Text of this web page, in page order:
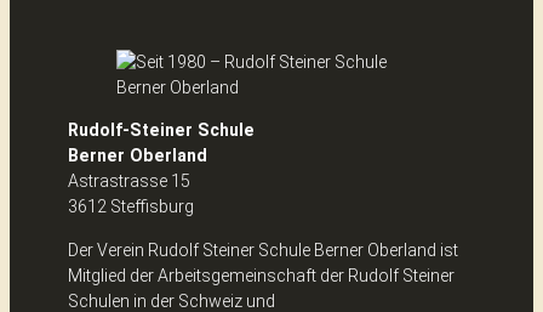
Rudolf-Steiner Schule
Berner Oberland
Astrastrasse 15
3612 Steffisburg
Der Verein Rudolf Steiner Schule Berner Oberland ist
Mitglied der Arbeitsgemeinschaft der Rudolf Steiner
Schulen in der Schweiz und